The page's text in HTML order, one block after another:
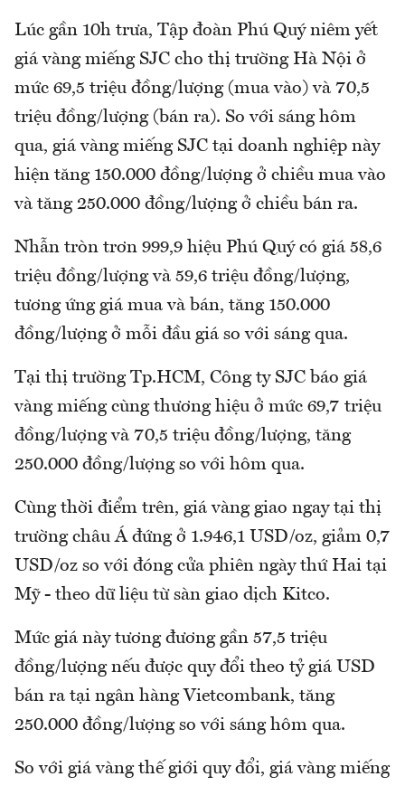
Lúc gần 10h trưa, Tập đoàn Phú Quý niêm yết
giá vàng miếng SJC cho thị trường Hà Nội ở
mức 69,5 triệu đồng/lượng (mua vào) và 70,5
triệu đồng/lượng (bán ra). So với sáng hôm
qua, giá vàng miếng SJC tại doanh nghiệp này
hiện tăng 150.000 đồng/lượng ở chiều mua vào
và tăng 250.000 đồng/lượng ở chiều bán ra.
Nhẫn tròn trơn 999,9 hiệu Phú Quý có giá 58,6
triệu đồng/lượng và 59,6 triệu đồng/lượng,
tương ứng giá mua và bán, tăng 150.000
đồng/lượng ở mỗi đầu giá so với sáng qua.
Tại thị trường Tp.HCM, Công ty SJC báo giá
vàng miếng cùng thương hiệu ở mức 69,7 triệu
đồng/lượng và 70,5 triệu đồng/lượng, tăng
250.000 đồng/lượng so với hôm qua.
Cùng thời điểm trên, giá vàng giao ngay tại thị
trường châu Á đứng ở 1.946,1 USD/oz, giảm 0,7
USD/oz so với đóng cửa phiên ngày thứ Hai tại
Mỹ - theo dữ liệu từ sàn giao dịch Kitco.
Mức giá này tương đương gần 57,5 triệu
đồng/lượng nếu được quy đổi theo tỷ giá USD
bán ra tại ngân hàng Vietcombank, tăng
250.000 đồng/lượng so với sáng hôm qua.
So với giá vàng thế giới quy đổi, giá vàng miếng